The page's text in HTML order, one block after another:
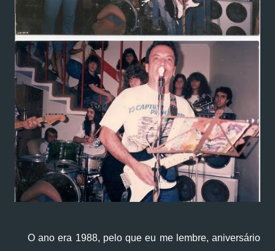
O ano era 1988, pelo que eu me lembre, aniversário